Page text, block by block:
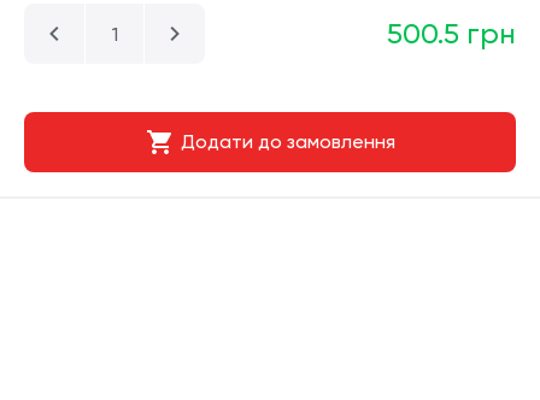
500.5 грн
Додати до замовлення